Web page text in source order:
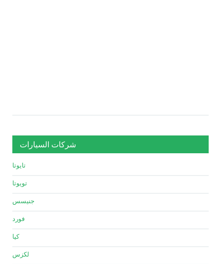
شركات السيارات
تايوتا
تويوتا
جنيسس
فورد
كيا
لكزس